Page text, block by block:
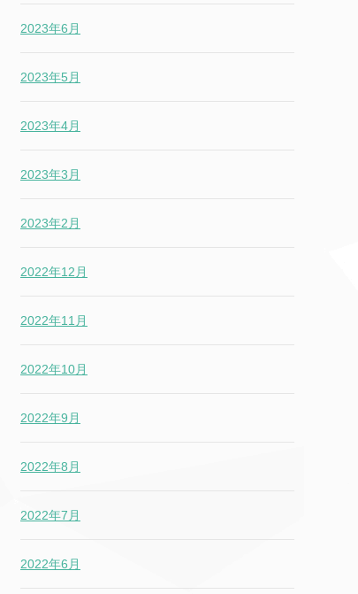
2023年6月
2023年5月
2023年4月
2023年3月
2023年2月
2022年12月
2022年11月
2022年10月
2022年9月
2022年8月
2022年7月
2022年6月